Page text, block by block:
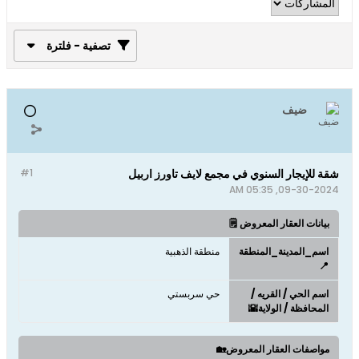
تصفية - فلترة
ضيف
#1 شقة للإيجار السنوي في مجمع لايف تاورز اربيل
09-30-2024, 05:35 AM
بيانات العقار المعروض 🗒️
اسم_المدينة_المنطقة
📍
منطقة الذهبية
اسم الحي / القريه /
المحافظة / الولاية🌇
حي سربستي
مواصفات العقار المعروض🏡